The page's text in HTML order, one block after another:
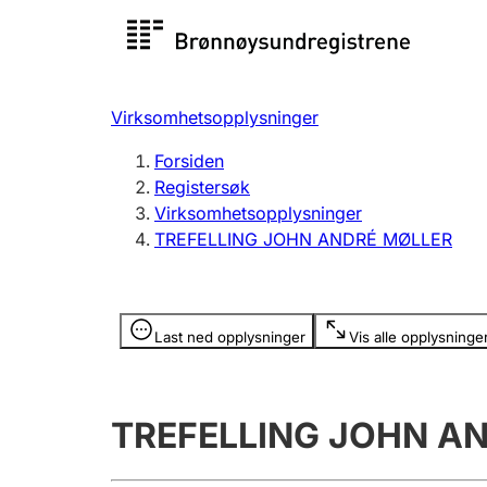
Registersøk
Registrere, endre, slette
Virksomhetsopplysninger
Forsiden
Registersøk
Virksomhetsopplysninger
TREFELLING JOHN ANDRÉ MØLLER
Last ned opplysninger Vis alle
Opplysninger er skjult
TREFELLING JOHN